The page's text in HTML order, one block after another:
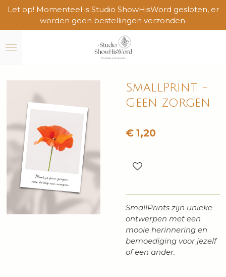
Ga
naar
de
Let op! Momenteel is Studio ShowHisWord gesloten, er
worden geen bestellingen verzonden.
SmallPrint -
Geen zorgen
€ 1,20
SmallPrints zijn unieke
ontwerpen met een
mooie herinnering en
bemoediging voor jezelf
of een ander.